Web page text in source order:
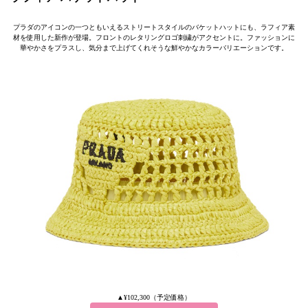
プラダのアイコンの一つともいえるストリートスタイルのバケットハットにも、ラフィア素
材を使用した新作が登場。フロントのレタリングロゴ刺繍がアクセントに。ファッションに
華やかさをプラスし、気分まで上げてくれそうな鮮やかなカラーバリエーションです。
▲¥102,300（予定価格）